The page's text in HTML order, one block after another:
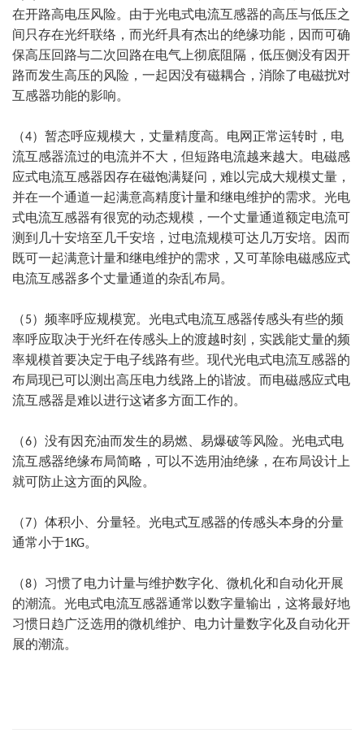
在开路高电压风险。由于光电式电流互感器的高压与低压之
间只存在光纤联络，而光纤具有杰出的绝缘功能，因而可确
保高压回路与二次回路在电气上彻底阻隔，低压侧没有因开
路而发生高压的风险，一起因没有磁耦合，消除了电磁扰对
互感器功能的影响。
（4） 暂态呼应规模大，丈量精度高。电网正常运转时，电
流互感器流过的电流并不大，但短路电流越来越大。电磁感
应式电流互感器因存在磁饱满疑问，难以完成大规模丈量，
并在一个通道一起满意高精度计量和继电维护的需求。光电
式电流互感器有很宽的动态规模，一个丈量通道额定电流可
测到几十安培至几千安培，过电流规模可达几万安培。因而
既可一起满意计量和继电维护的需求，又可革除电磁感应式
电流互感器多个丈量通道的杂乱布局。
（5） 频率呼应规模宽。光电式电流互感器传感头有些的频
率呼应取决于光纤在传感头上的渡越时刻，实践能丈量的频
率规模首要决定于电子线路有些。现代光电式电流互感器的
布局现已可以测出高压电力线路上的谐波。而电磁感应式电
流互感器是难以进行这诸多方面工作的。
（6） 没有因充油而发生的易燃、易爆破等风险。光电式电
流互感器绝缘布局简略，可以不选用油绝缘，在布局设计上
就可防止这方面的风险。
（7） 体积小、分量轻。光电式互感器的传感头本身的分量
通常小于1KG。
（8） 习惯了电力计量与维护数字化、微机化和自动化开展
的潮流。光电式电流互感器通常以数字量输出，这将最好地
习惯日趋广泛选用的微机维护、电力计量数字化及自动化开
展的潮流。